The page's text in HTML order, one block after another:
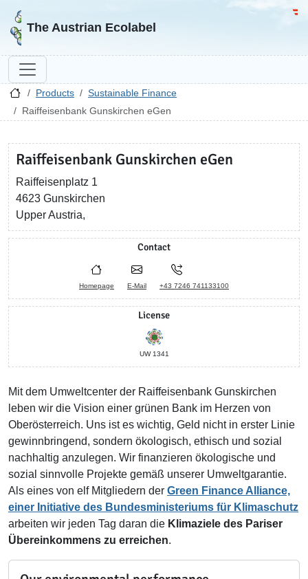
Go to homepage
The Austrian Ecolabel
Products
Sustainable Finance
Raiffeisenbank Gunskirchen eGen
Raiffeisenbank Gunskirchen eGen
Raiffeisenplatz 1
4623 Gunskirchen
Upper Austria,
Contact
Homepage E-Mail +43 7246 741133100
License
UW 1341
Mit dem Umweltcenter der Raiffeisenbank Gunskirchen
leben wir die Vision einer grünen Bank im Herzen von
Oberösterreich. Uns ist es wichtig, Geld nicht in erster Linie
gewinnbringend, sondern ökologisch, ethisch und sozial
nachhaltig anzulegen. Wir finanzieren ökologische und
sozial sinnvolle Projekte gemäß unserer Umweltgarantie.
Als eines von elf Mitgliedern der Green Finance Alliance,
einer Initiative des Bundesministeriums für Klimaschutz
arbeiten wir jeden Tag daran die Klimaziele des Pariser
Übereinkommens zu erreichen.